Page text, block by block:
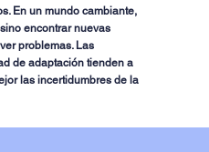
En un mundo cambiante,
encontrar nuevas
problemas. Las
de adaptación tienden a
las incertidumbres de la